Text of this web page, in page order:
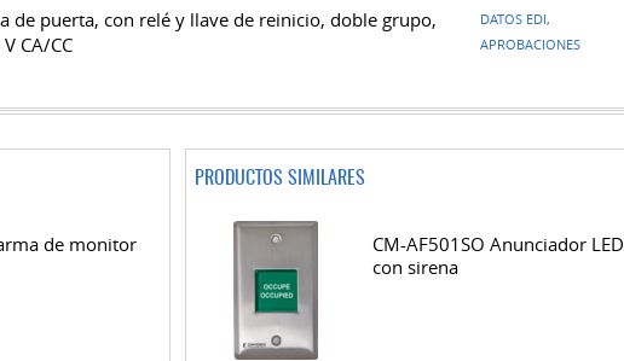
de puerta, con relé y llave de reinicio, doble grupo,
CA/CC
DATOS EDI,
APROBACIONES
de monitor
PRODUCTOS SIMILARES
CM-AF501SO Anunciador LED
con sirena